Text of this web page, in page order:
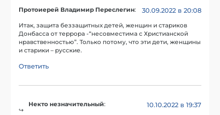
Протоиерей Владимир Переслегин: 30.09.2022 в 20:08
Итак, защита беззащитных детей, женщин и стариков
Донбасса от террора -“несовместима с Христианской
нравственностью”. Только потому, что эти дети, женщины
и старики – русские.
Ответить
Некто незначительный: 10.10.2022 в 19:37